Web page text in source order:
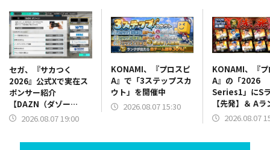
セガ、『サカつく
2026』公式Xで実在ス
ポンサー紹介
【DAZN（ダゾー
ン）】篇をポスト
2026.08.07 19:00
KONAMI、『プロスピ
A』で「3ステップスカ
ウト」を開催中
2026.08.07 15:30
KONAMI、『
A』の「2026
Series1」にS
【先発】＆ Aラ
【野手】新登
2026.08.07